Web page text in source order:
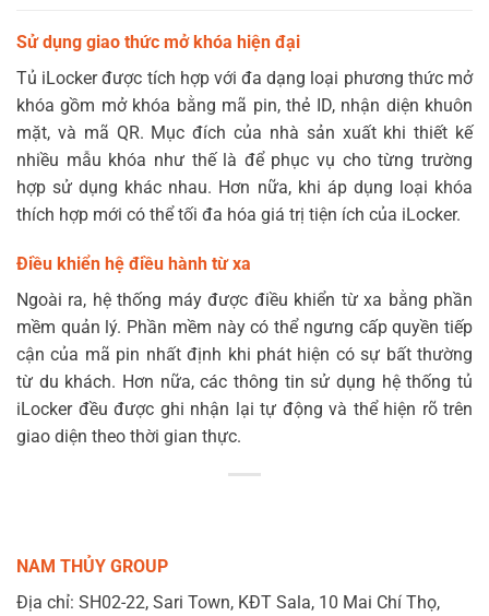
Sử dụng giao thức mở khóa hiện đại
Tủ iLocker được tích hợp với đa dạng loại phương thức mở
khóa gồm mở khóa bằng mã pin, thẻ ID, nhận diện khuôn
mặt, và mã QR. Mục đích của nhà sản xuất khi thiết kế
nhiều mẫu khóa như thế là để phục vụ cho từng trường
hợp sử dụng khác nhau. Hơn nữa, khi áp dụng loại khóa
thích hợp mới có thể tối đa hóa giá trị tiện ích của iLocker.
Điều khiển hệ điều hành từ xa
Ngoài ra, hệ thống máy được điều khiển từ xa bằng phần
mềm quản lý. Phần mềm này có thể ngưng cấp quyền tiếp
cận của mã pin nhất định khi phát hiện có sự bất thường
từ du khách. Hơn nữa, các thông tin sử dụng hệ thống tủ
iLocker đều được ghi nhận lại tự động và thể hiện rõ trên
giao diện theo thời gian thực.
NAM THỦY GROUP
Địa chỉ: SH02-22, Sari Town, KĐT Sala, 10 Mai Chí Thọ,